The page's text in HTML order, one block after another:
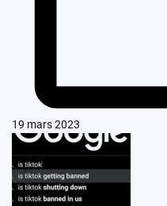
19 mars 2023